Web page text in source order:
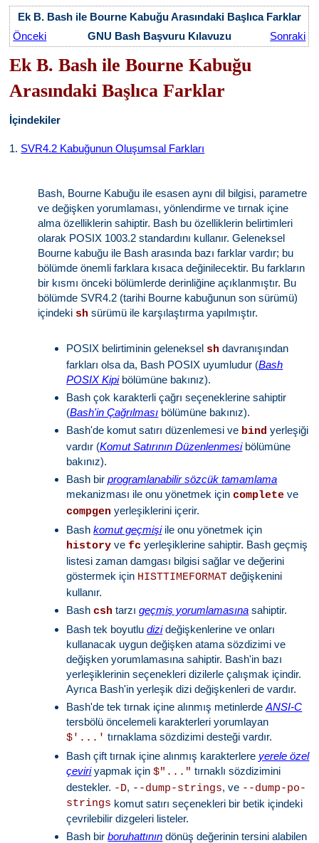
Ek B. Bash ile Bourne Kabuğu Arasındaki Başlıca Farklar
Önceki
GNU Bash Başvuru Kılavuzu Sonraki
Ek B. Bash ile Bourne Kabuğu
Arasındaki Başlıca Farklar
İçindekiler
1. SVR4.2 Kabuğunun Oluşumsal Farkları
Bash, Bourne Kabuğu ile esasen aynı dil bilgisi, parametre
ve değişken yorumlaması, yönlendirme ve tırnak içine
alma özelliklerin sahiptir. Bash bu özelliklerin belirtimleri
olarak POSIX 1003.2 standardını kullanır. Geleneksel
Bourne kabuğu ile Bash arasında bazı farklar vardır; bu
bölümde önemli farklara kısaca değinilecektir. Bu farkların
bir kısmı önceki bölümlerde derinliğine açıklanmıştır. Bu
bölümde SVR4.2 (tarihi Bourne kabuğunun son sürümü)
içindeki sh sürümü ile karşılaştırma yapılmıştır.
POSIX belirtiminin geleneksel sh davranışından
farkları olsa da, Bash POSIX uyumludur (Bash
POSIX Kipibölümüne bakınız).
Bash çok karakterli çağrı seçeneklerine sahiptir
(Bash'in Çağrılması bölümüne bakınız).
Bash'de komut satırı düzenlemesi ve bind yerleşiği
vardır (Komut Satırının Düzenlenmesibölümüne
bakınız).
Bash birprogramlanabilir sözcük tamamlama
mekanizması ile onu yönetmek içincomplete ve
compgen yerleşiklerini içerir.
Bashkomut geçmişiile onu yönetmek için
history vefc yerleşiklerine sahiptir. Bash geçmiş
listesi zaman damgası bilgisi sağlar ve değerini
göstermek için HISTTIMEFORMAT değişkenini
kullanır.
Bashcsh tarzıgeçmiş yorumlamasına sahiptir.
Bash tek boyutludizideğişkenlerine ve onları
kullanacak uygun değişken atama sözdizimi ve
değişken yorumlamasına sahiptir. Bash'in bazı
yerleşiklerinin seçenekleri dizilerle çalışmak içindir.
Ayrıca Bash'in yerleşik dizi değişkenleri de vardır.
Bash'de tek tırnak içine alınmış metinlerdeANSI-C
tersbölü öncelemeli karakterleri yorumlayan
$'...' tırnaklama sözdizimi desteği vardır.
Bash çift tırnak içine alınmış karakterlere yerele özel
çeviriyapmak için$"..." tırnaklı sözdizimini
destekler. -D, --dump-strings, ve --dump-po-
strings komut satırı seçenekleri bir betik içindeki
çevrilebilir dizgeleri listeler.
Bash birboruhattının dönüş değerinin tersini alabilen